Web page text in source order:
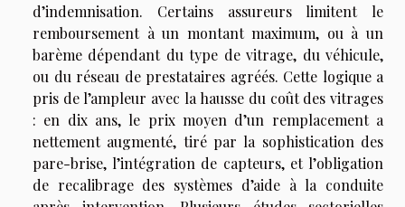
d’indemnisation. Certains assureurs limitent le
remboursement à un montant maximum, ou à un
barème dépendant du type de vitrage, du véhicule,
ou du réseau de prestataires agréés. Cette logique a
pris de l’ampleur avec la hausse du coût des vitrages
: en dix ans, le prix moyen d’un remplacement a
nettement augmenté, tiré par la sophistication des
pare-brise, l’intégration de capteurs, et l’obligation
de recalibrage des systèmes d’aide à la conduite